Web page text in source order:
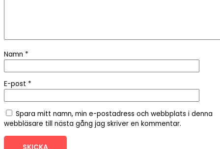
Namn *
E-post *
Spara mitt namn, min e-postadress och webbplats i denna
webbläsare till nästa gång jag skriver en kommentar.